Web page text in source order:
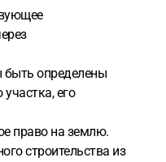
определены
его
право на землю.
строительства из